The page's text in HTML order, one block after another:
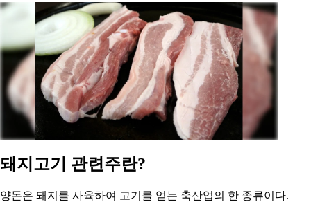
돼지고기 관련주란?
양돈은 돼지를 사육하여 고기를 얻는 축산업의 한 종류이다.